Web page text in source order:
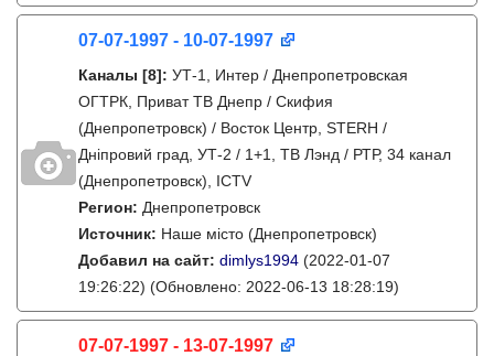
07-07-1997 - 10-07-1997
Каналы [8]: УТ-1, Интер / Днепропетровская
ОГТРК, Приват ТВ Днепр / Скифия
(Днепропетровск) / Восток Центр, STERH /
Дніпровий град, УТ-2 / 1+1, ТВ Лэнд / РТР, 34 канал
(Днепропетровск), ICTV
Регион: Днепропетровск
Источник: Наше місто (Днепропетровск)
Добавил на сайт: dimlys1994 (2022-01-07
19:26:22) (Обновлено: 2022-06-13 18:28:19)
07-07-1997 - 13-07-1997